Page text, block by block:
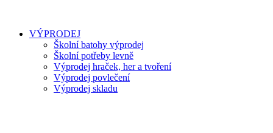
VÝPRODEJ
Školní batohy výprodej
Školní potřeby levně
Výprodej hraček, her a tvoření
Výprodej povlečení
Výprodej skladu